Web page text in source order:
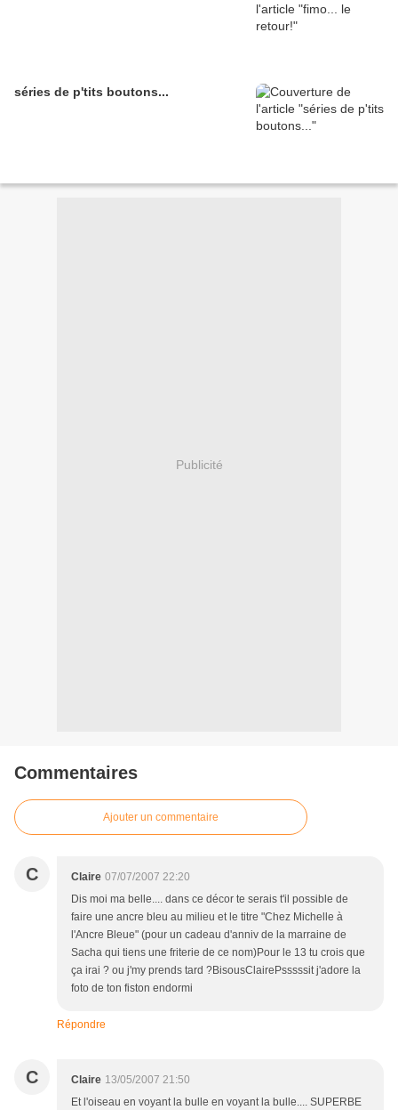
séries de p'tits boutons...
Publicité
Commentaires
Ajouter un commentaire
C Claire 07/07/2007 22:20
Dis moi ma belle.... dans ce décor te serais t'il possible de
faire une ancre bleu au milieu et le titre "Chez Michelle à
l'Ancre Bleue" (pour un cadeau d'anniv de la marraine de
Sacha qui tiens une friterie de ce nom)Pour le 13 tu crois que
ça irai ? ou j'my prends tard ?BisousClairePsssssit j'adore la
foto de ton fiston endormi
Répondre
C Claire 13/05/2007 21:50
Et l'oiseau en voyant la bulle en voyant la bulle.... SUPERBE